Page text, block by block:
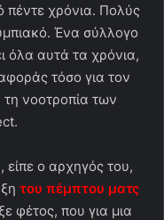
πέντε χρόνια. Πολύς
Ένα σύλλογο
όλα αυτά τα χρόνια,
τόσο για τον
τη νοοτροπία των
είπε ο αρχηγός του,
του πέμπτου ματς
φέτος, που για μια